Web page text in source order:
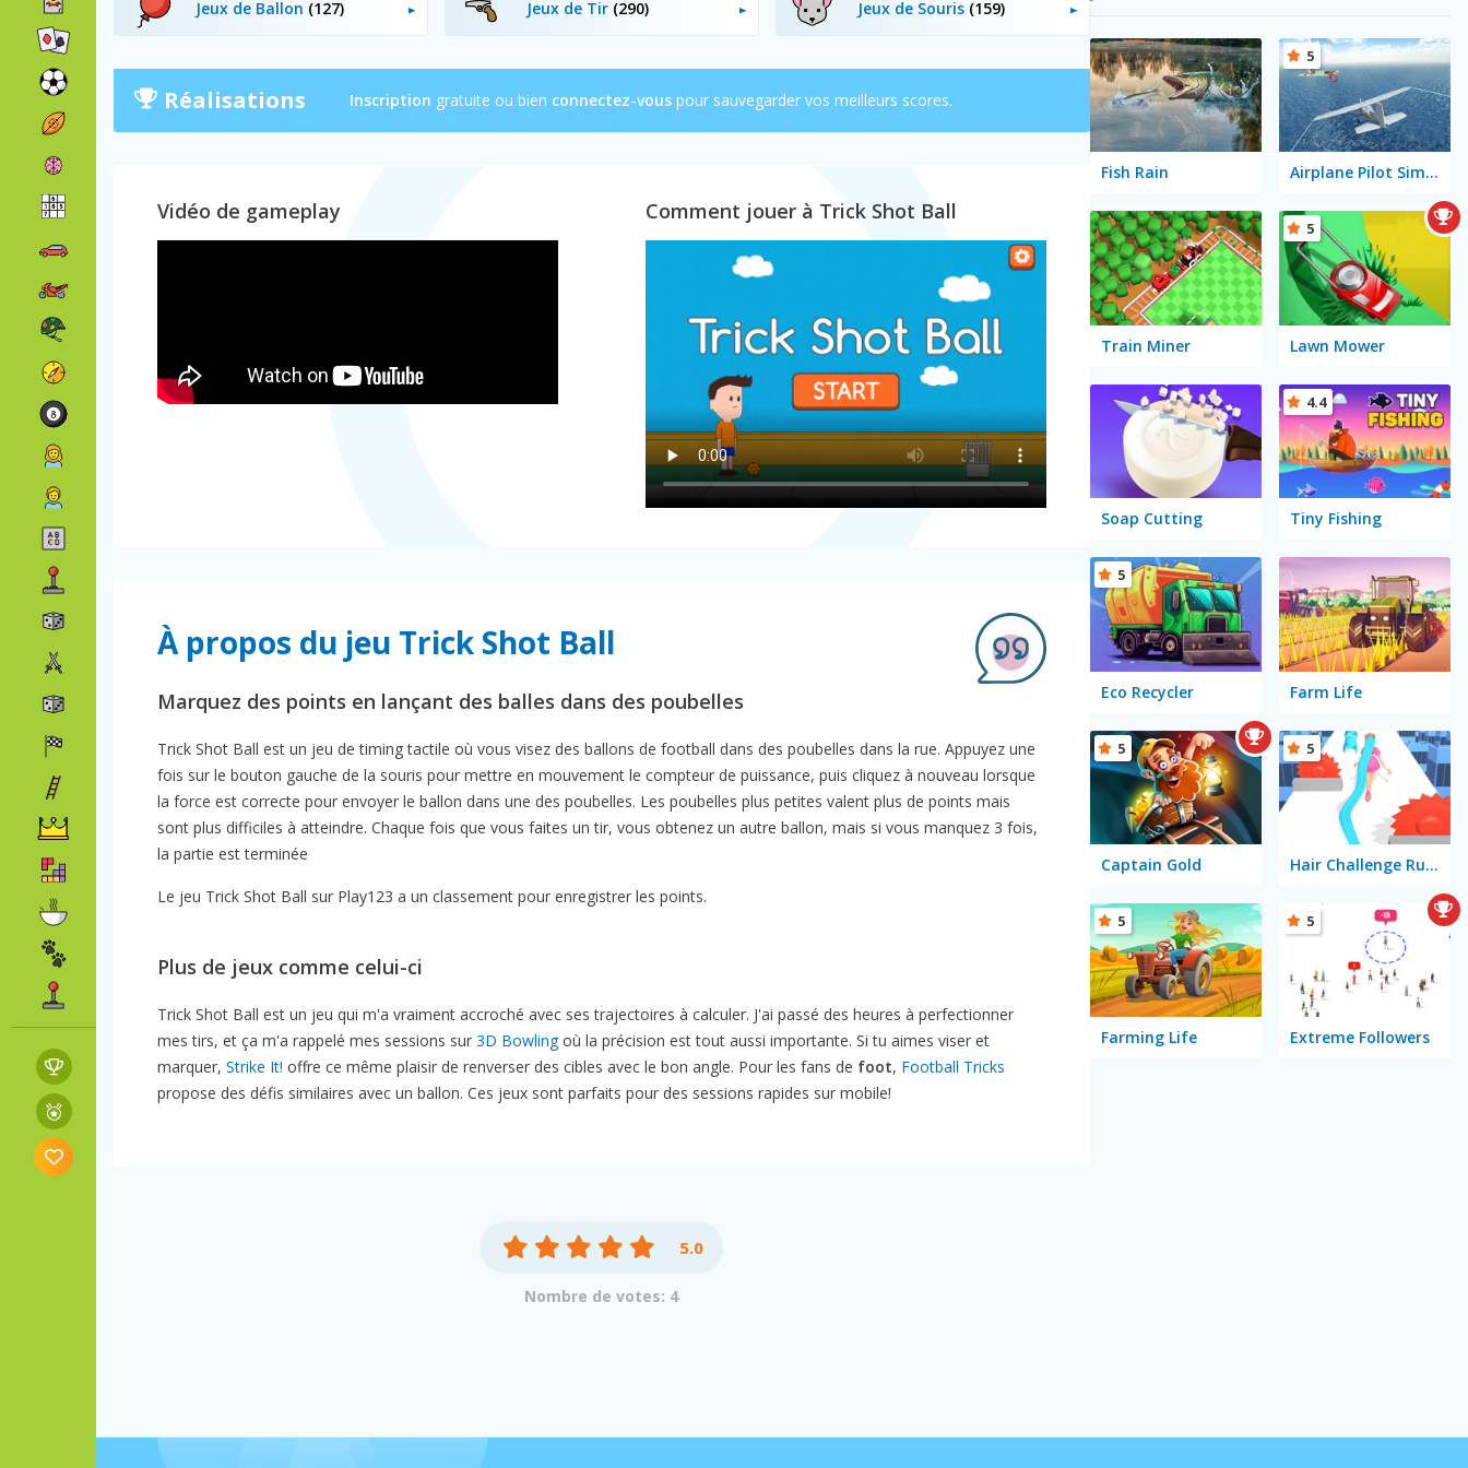
Jeux de Ballon (127) Jeux de Tir (290) Jeux de Souris (159)
Réalisations Inscription gratuite ou bien connectez-vous pour sauvegarder vos meilleurs scores.
Vidéo de gameplay Comment jouer à Trick Shot Ball
À propos du jeu Trick Shot Ball
Marquez des points en lançant des balles dans des poubelles
Trick Shot Ball est un jeu de timing tactile où vous visez des ballons de football dans des poubelles dans la rue. Appuyez une
fois sur le bouton gauche de la souris pour mettre en mouvement le compteur de puissance, puis cliquez à nouveau lorsque
la force est correcte pour envoyer le ballon dans une des poubelles. Les poubelles plus petites valent plus de points mais
sont plus difficiles à atteindre. Chaque fois que vous faites un tir, vous obtenez un autre ballon, mais si vous manquez 3 fois,
la partie est terminée
Le jeu Trick Shot Ball sur Play123 a un classement pour enregistrer les points.
Plus de jeux comme celui-ci
Trick Shot Ball est un jeu qui m'a vraiment accroché avec ses trajectoires à calculer. J'ai passé des heures à perfectionner
mes tirs, et ça m'a rappelé mes sessions sur 3D Bowlingoù la précision est tout aussi importante. Si tu aimes viser et
marquer, Strike It! offre ce même plaisir de renverser des cibles avec le bon angle. Pour les fans de foot, Football Tricks
propose des défis similaires avec un ballon. Ces jeux sont parfaits pour des sessions rapides sur mobile!
5.0
Nombre de votes: 4
Fish Rain Airplane Pilot Simulator
5
Train Miner Lawn Mower
5
Soap Cutting Tiny Fishing
4.4
Eco Recycler
5
Farm Life
Captain Gold
5
Hair Challenge Rush
5
Farming Life
5
Extreme Followers
5